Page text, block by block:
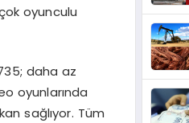
oyunculu
daha az
oyunlarında
sağlıyor. Tüm